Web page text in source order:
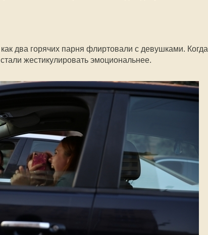
два горячих парня флиртовали с девушками. Когда
жестикулировать эмоциональнее.